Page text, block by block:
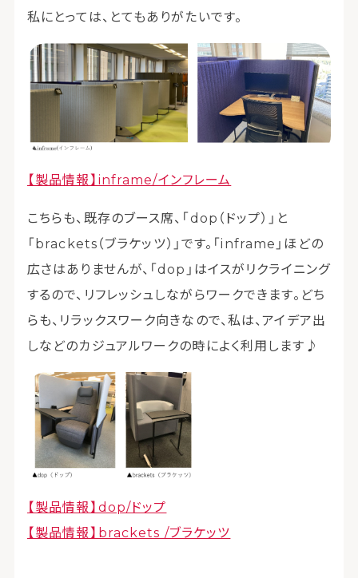
私にとっては、とてもありがたいです。
【製品情報】inframe/インフレーム
こちらも、既存のブース席、「dop（ドップ）」と
「brackets（ブラケッツ）」です。「inframe」ほどの
広さはありませんが、「dop」はイスがリクライニング
するので、リフレッシュしながらワークできます。どち
らも、リラックスワーク向きなので、私は、アイデア出
しなどのカジュアルワークの時によく利用します♪
【製品情報】dop/ドップ
【製品情報】brackets /ブラケッツ